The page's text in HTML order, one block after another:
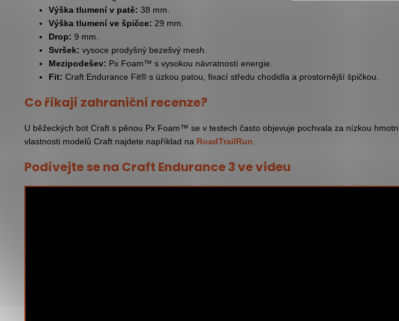
Výška tlumení v patě: 38 mm.
Výška tlumení ve špičce: 29 mm.
Drop: 9 mm.
Svršek: vysoce prodyšný bezešvý mesh.
Mezipodešev: Px Foam™ s vysokou návratností energie.
Fit: Craft Endurance Fit® s úzkou patou, fixací středu chodidla a prostornější špičkou.
Co říkají zahraniční recenze?
U běžeckých bot Craft s pěnou Px Foam™ se v testech často objevuje pochvala za nízkou
vlastnosti modelů Craft najdete například na RoadTrailRun
Podívejte se na Craft Endurance 3 ve videu